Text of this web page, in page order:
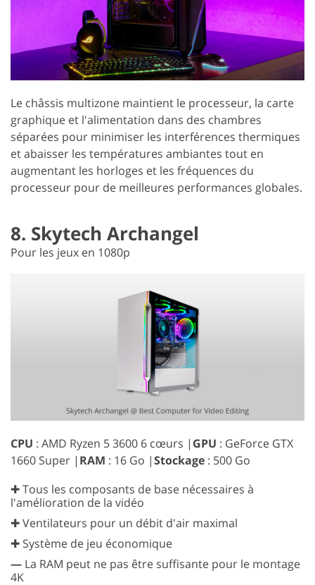
Le châssis multizone maintient le processeur, la carte
graphique et l'alimentation dans des chambres
séparées pour minimiser les interférences thermiques
et abaisser les températures ambiantes tout en
augmentant les horloges et les fréquences du
processeur pour de meilleures performances globales.
8. Skytech Archangel
Pour les jeux en 1080p
CPU : AMD Ryzen 5 3600 6 cœurs | GPU : GeForce GTX
1660 Super | RAM : 16 Go |Stockage : 500 Go
✚ Tous les composants de base nécessaires à
l'amélioration de la vidéo
✚ Ventilateurs pour un débit d'air maximal
✚ Système de jeu économique
— La RAM peut ne pas être suffisante pour le montage
4K